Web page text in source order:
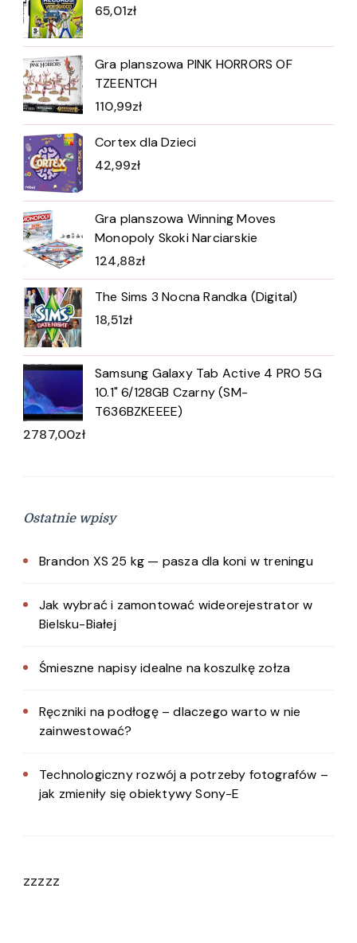
65,01zł
Gra planszowa PINK HORRORS OF
TZEENTCH
110,99zł
Cortex dla Dzieci
42,99zł
Gra planszowa Winning Moves
Monopoly Skoki Narciarskie
124,88zł
The Sims 3 Nocna Randka (Digital)
18,51zł
Samsung Galaxy Tab Active 4 PRO 5G
10.1" 6/128GB Czarny (SM-
T636BZKEEEE)
2787,00zł
Ostatnie wpisy
Brandon XS 25 kg — pasza dla koni w treningu
Jak wybrać i zamontować wideorejestrator w
Bielsku-Białej
Śmieszne napisy idealne na koszulkę zołza
Ręczniki na podłogę – dlaczego warto w nie
zainwestować?
Technologiczny rozwój a potrzeby fotografów –
jak zmieniły się obiektywy Sony-E
zzzzz